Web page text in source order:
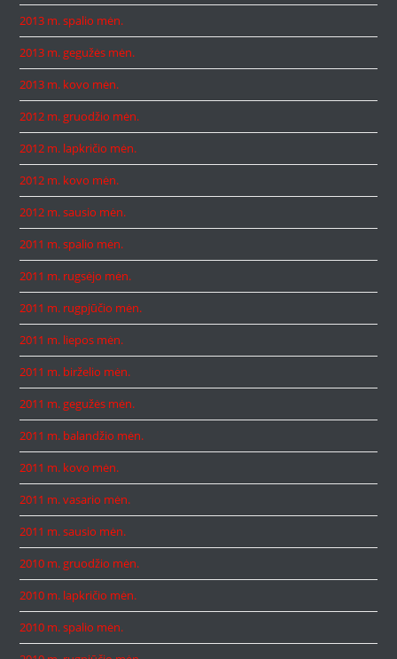
2013 m. spalio mėn.
2013 m. gegužės mėn.
2013 m. kovo mėn.
2012 m. gruodžio mėn.
2012 m. lapkričio mėn.
2012 m. kovo mėn.
2012 m. sausio mėn.
2011 m. spalio mėn.
2011 m. rugsėjo mėn.
2011 m. rugpjūčio mėn.
2011 m. liepos mėn.
2011 m. birželio mėn.
2011 m. gegužės mėn.
2011 m. balandžio mėn.
2011 m. kovo mėn.
2011 m. vasario mėn.
2011 m. sausio mėn.
2010 m. gruodžio mėn.
2010 m. lapkričio mėn.
2010 m. spalio mėn.